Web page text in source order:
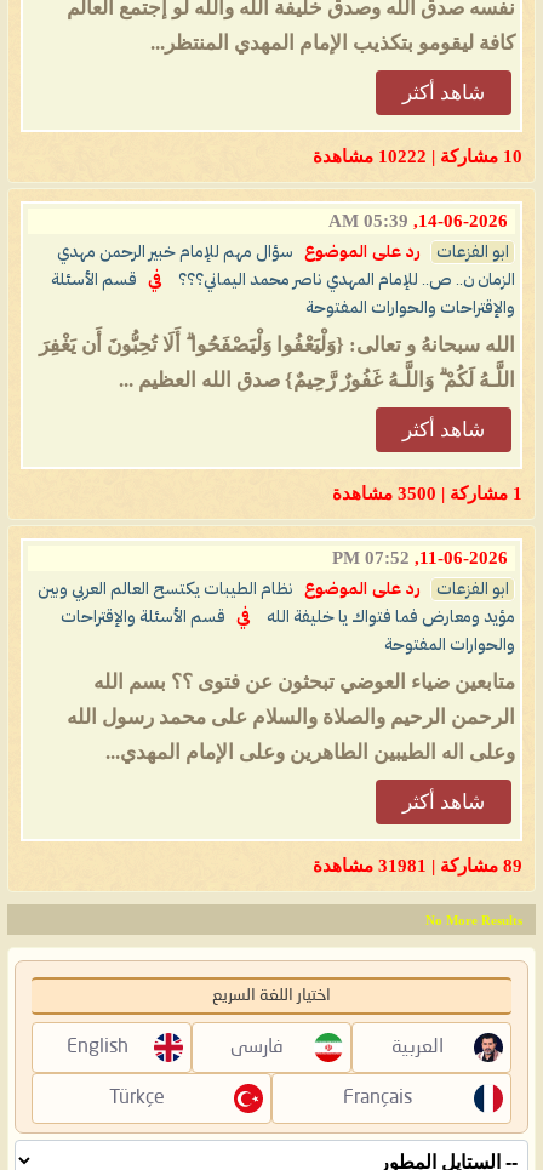
نفسه صدق الله وصدق خليفة الله والله لو إجتمع العالم
كافة ليقومو بتكذيب الإمام المهدي المنتظر...
شاهد أكثر
10 مشاركة | 10222 مشاهدة
14-06-2026,
05:39 AM
ابو الفزعات رد على الموضوع
سؤال مهم للإمام خبير الرحمن مهدي
الزمان ن.. ص.. للإمام المهدي ناصر محمد اليماني؟؟؟
في
قسم الأسئلة
والإقتراحات والحوارات المفتوحة
الله سبحانهُ و تعالى: {وَلْيَعْفُوا وَلْيَصْفَحُوا ۗ أَلَا تُحِبُّونَ أَن يَغْفِرَ
اللَّـهُ لَكُمْ ۗ وَاللَّـهُ غَفُورٌ رَّحِيمٌ} صدق الله العظيم ...
شاهد أكثر
1 مشاركة | 3500 مشاهدة
11-06-2026,
07:52 PM
ابو الفزعات رد على الموضوع
نظام الطيبات يكتسح العالم العربي وبين
مؤيد ومعارض فما فتواك يا خليفة الله
في
قسم الأسئلة والإقتراحات
والحوارات المفتوحة
متابعين ضياء العوضي تبحثون عن فتوى ؟؟ بسم الله
الرحمن الرحيم والصلاة والسلام على محمد رسول الله
وعلى اله الطيبين الطاهرين وعلى الإمام المهدي...
شاهد أكثر
89 مشاركة | 31981 مشاهدة
No More Results
اختيار اللغة السريع
العربية فارسی English
Français
Türkçe